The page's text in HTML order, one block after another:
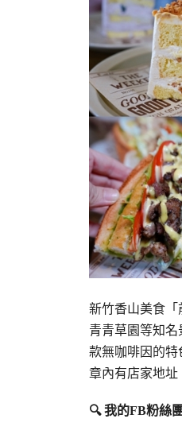
新竹香山美食「
青青草園等知
款無咖啡因的
章內有店家地址
🔍 我的FB粉絲